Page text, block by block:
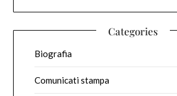
Categories
Biografia
Comunicati stampa